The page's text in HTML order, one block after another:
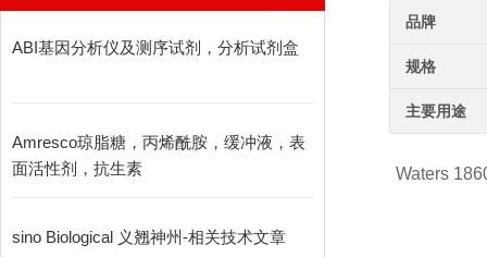
ABI基因分析仪及测序试剂，分析试剂盒
Amresco琼脂糖，丙烯酰胺，缓冲液，表
面活性剂，抗生素
sino Biological 义翘神州-相关技术文章
品牌
规格
主要用途
Waters